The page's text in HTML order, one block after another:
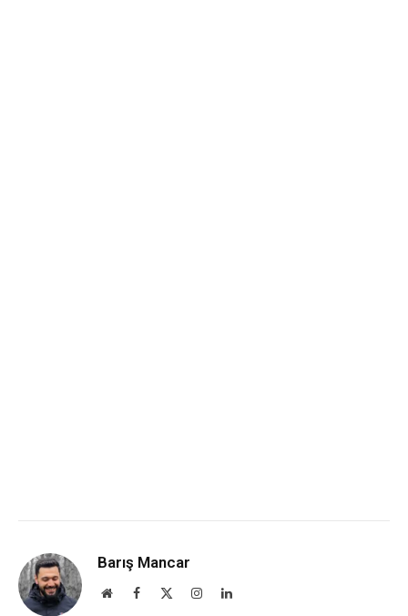
Barış Mancar
WebsiteFacebook InstagramLinkedIn